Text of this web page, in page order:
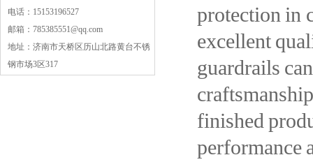
电话：15153196527
邮箱：785385551@qq.com
地址：济南市天桥区历山北路黄台不锈
钢市场3区317
protection in
excellent
guardrails
finished
performance